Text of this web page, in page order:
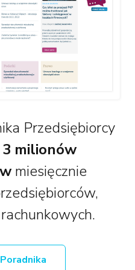
Przedsiębiorcy
3 milionów
miesięcznie